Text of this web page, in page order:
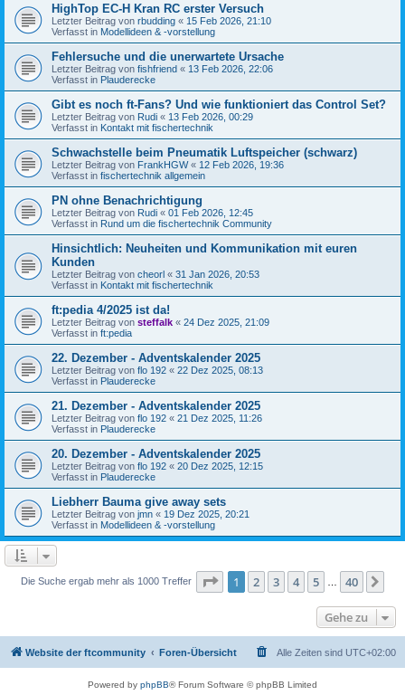
HighTop EC-H Kran RC erster Versuch
Letzter Beitrag von rbudding « 15 Feb 2026, 21:10
Verfasst in Modellideen & -vorstellung
Fehlersuche und die unerwartete Ursache
Letzter Beitrag von fishfriend « 13 Feb 2026, 22:06
Verfasst in Plauderecke
Gibt es noch ft-Fans? Und wie funktioniert das Control Set?
Letzter Beitrag von Rudi « 13 Feb 2026, 00:29
Verfasst in Kontakt mit fischertechnik
Schwachstelle beim Pneumatik Luftspeicher (schwarz)
Letzter Beitrag von FrankHGW« 12 Feb 2026, 19:36
Verfasst in fischertechnik allgemein
PN ohne Benachrichtigung
Letzter Beitrag von Rudi « 01 Feb 2026, 12:45
Verfasst in Rund um die fischertechnik Community
Hinsichtlich: Neuheiten und Kommunikation mit euren
Kunden
Letzter Beitrag von cheorl « 31 Jan 2026, 20:53
Verfasst in Kontakt mit fischertechnik
ft:pedia 4/2025 ist da!
Letzter Beitrag von steffalk « 24 Dez 2025, 21:09
Verfasst in ft:pedia
22. Dezember - Adventskalender 2025
Letzter Beitrag von flo 192 « 22 Dez 2025, 08:13
Verfasst in Plauderecke
21. Dezember - Adventskalender 2025
Letzter Beitrag von flo 192 « 21 Dez 2025, 11:26
Verfasst in Plauderecke
20. Dezember - Adventskalender 2025
Letzter Beitrag von flo 192 « 20 Dez 2025, 12:15
Verfasst in Plauderecke
Liebherr Bauma give away sets
Letzter Beitrag von jmn « 19 Dez 2025, 20:21
Verfasst in Modellideen & -vorstellung
Die Suche ergab mehr als 1000 Treffer Seite 1von 40
1 2 3 4 5 40
Gehe zu
Website der ftcommunity Foren-Übersicht Alle Zeiten sind UTC+02:00
Powered by phpBB® Forum Software © phpBB Limited